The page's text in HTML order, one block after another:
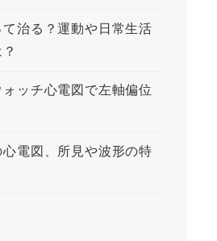
治る？運動や日常生活
ォッチ心電図で左軸偏位
電図、所見や波形の特